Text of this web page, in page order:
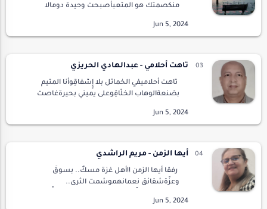
منكصمتك هو المتعبأصبحت وحيدة دومالا
غرفتكالكل يصفك باللؤمويقولون أنكي
تاهت أحلامي - عبدالهادي الحريزي
تاهت أحلاميفي الخمائل بلا إِِشفاقِوأنا المتيم
بصَنعةالوهاب الخلّاقِوعلى يميني بحيرةغاصت
باسم الرزاقوالنور يدغدغشغاف رفيقي الخفّاقوق…
أيها الزمن - مريم الراشدي
رفقا أيها الزمن !!أهل غزة مسكٌ.. بسوقٌ
وعزّةشقائق نعمانهموشمت الثرى..
غرزة !!ذاك الوريد.. في ساحِ التيه شردوالفقدُ في